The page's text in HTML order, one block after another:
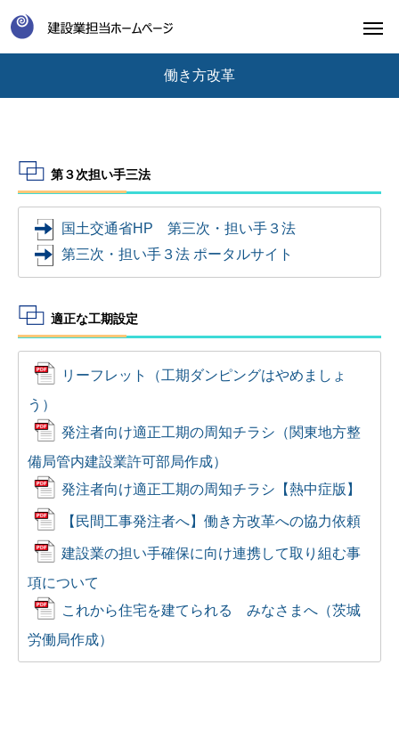
働き方改革
第３次担い手三法
国土交通省HP 第三次・担い手３法
第三次・担い手３法 ポータルサイト
適正な工期設定
リーフレット（工期ダンピングはやめましょ
う）
発注者向け適正工期の周知チラシ（関東地方整
備局管内建設業許可部局作成）
発注者向け適正工期の周知チラシ【熱中症版】
【民間工事発注者へ】働き方改革への協力依頼
建設業の担い手確保に向け連携して取り組む事
項について
これから住宅を建てられる みなさまへ（茨城
労働局作成）